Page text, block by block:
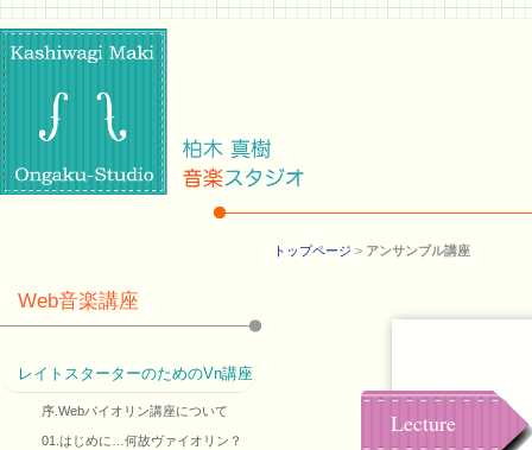
トップページ > アンサンブル講座
Lecture
Web音楽講座
レイトスターターのためのVn講座
序.Webバイオリン講座について
01.はじめに…何故ヴァイオリン？